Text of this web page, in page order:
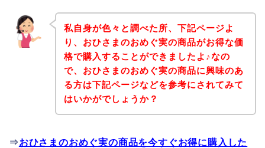
私自身が色々と調べた所、下記ページよ
り、おひさまのおめぐ実の商品がお得な価
格で購入することができましたよ♪なの
で、おひさまのおめぐ実の商品に興味のあ
る方は下記ページなどを参考にされてみて
はいかがでしょうか？
⇒おひさまのおめぐ実の商品を今すぐお得に購入した